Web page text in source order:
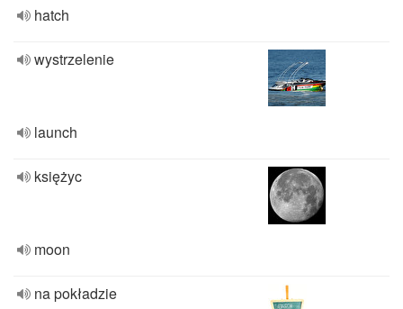
hatch
wystrzelenie
launch
księżyc
moon
na pokładzie